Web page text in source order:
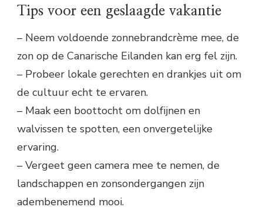
Tips voor een geslaagde vakantie
– Neem voldoende zonnebrandcrème mee, de
zon op de Canarische Eilanden kan erg fel zijn.
– Probeer lokale gerechten en drankjes uit om
de cultuur echt te ervaren.
– Maak een boottocht om dolfijnen en
walvissen te spotten, een onvergetelijke
ervaring.
– Vergeet geen camera mee te nemen, de
landschappen en zonsondergangen zijn
adembenemend mooi.